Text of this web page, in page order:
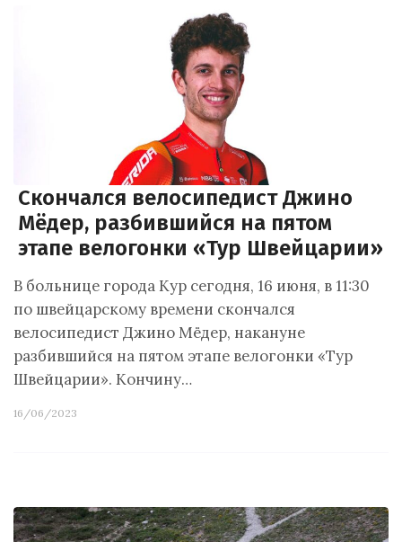
Скончался велосипедист Джино
Мёдер, разбившийся на пятом
этапе велогонки «Тур Швейцарии»
В больнице города Кур сегодня, 16 июня, в 11:30
по швейцарскому времени скончался
велосипедист Джино Мёдер, накануне
разбившийся на пятом этапе велогонки «Тур
Швейцарии». Кончину…
16/06/2023